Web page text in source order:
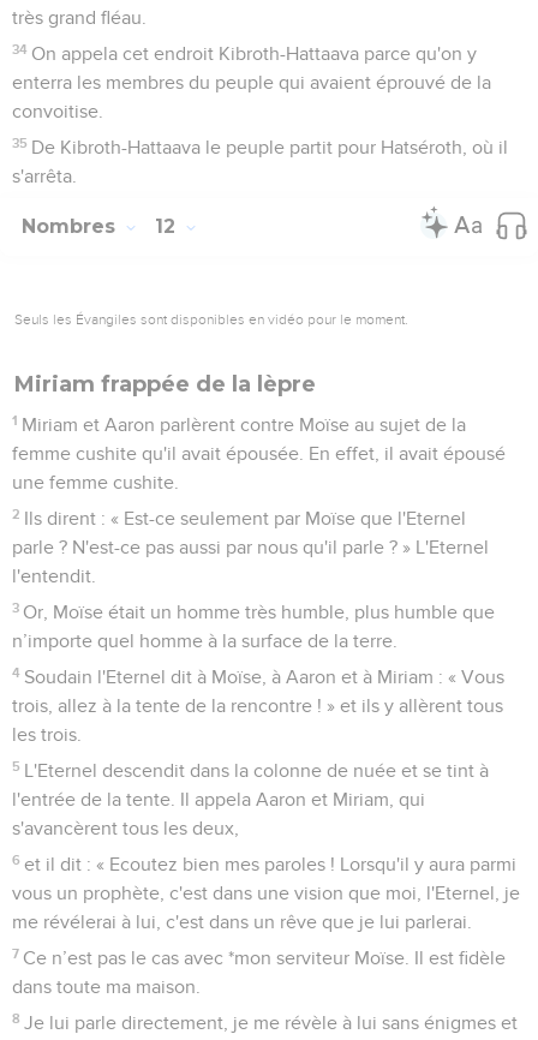
très grand fléau.
34 On appela cet endroit Kibroth-Hattaava parce qu'on y
enterra les membres du peuple qui avaient éprouvé de la
convoitise.
35 De Kibroth-Hattaava le peuple partit pour Hatséroth, où il
s'arrêta.
Nombres 12
Seuls les Évangiles sont disponibles en vidéo pour le moment.
Miriam frappée de la lèpre
1 Miriam et Aaron parlèrent contre Moïse au sujet de la
femme cushite qu'il avait épousée. En effet, il avait épousé
une femme cushite.
2 Ils dirent : « Est-ce seulement par Moïse que l'Eternel
parle ? N'est-ce pas aussi par nous qu'il parle ? » L'Eternel
l'entendit.
3 Or, Moïse était un homme très humble, plus humble que
n’importe quel homme à la surface de la terre.
4 Soudain l'Eternel dit à Moïse, à Aaron et à Miriam : « Vous
trois, allez à la tente de la rencontre ! » et ils y allèrent tous
les trois.
5 L'Eternel descendit dans la colonne de nuée et se tint à
l'entrée de la tente. Il appela Aaron et Miriam, qui
s'avancèrent tous les deux,
6 et il dit : « Ecoutez bien mes paroles ! Lorsqu'il y aura parmi
vous un prophète, c'est dans une vision que moi, l'Eternel, je
me révélerai à lui, c'est dans un rêve que je lui parlerai.
7 Ce n’est pas le cas avec *mon serviteur Moïse. Il est fidèle
dans toute ma maison.
8 Je lui parle directement, je me révèle à lui sans énigmes et